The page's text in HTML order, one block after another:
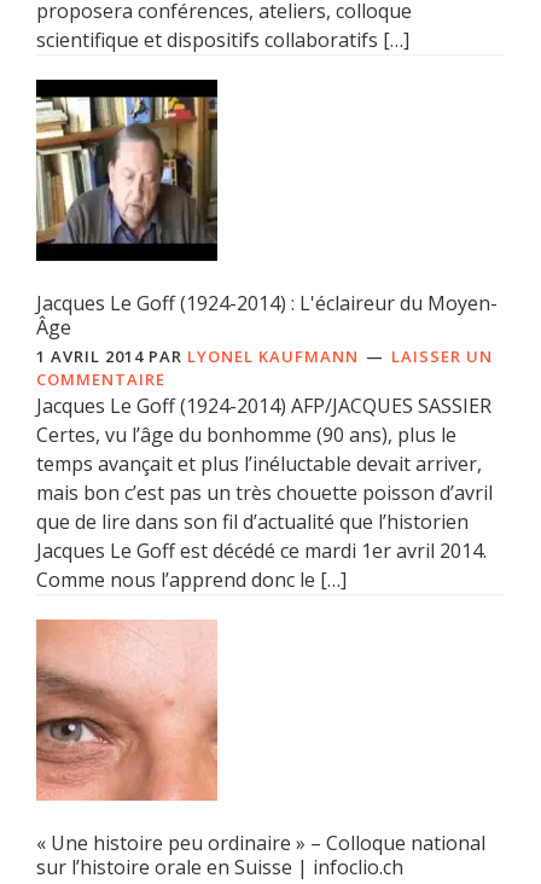
proposera conférences, ateliers, colloque
scientifique et dispositifs collaboratifs […]
Jacques Le Goff (1924-2014) : L'éclaireur du Moyen-
Âge
1 AVRIL 2014 PAR LYONEL KAUFMANN
LAISSER UN
COMMENTAIRE
Jacques Le Goff (1924-2014) AFP/JACQUES SASSIER
Certes, vu l’âge du bonhomme (90 ans), plus le
temps avançait et plus l’inéluctable devait arriver,
mais bon c’est pas un très chouette poisson d’avril
que de lire dans son fil d’actualité que l’historien
Jacques Le Goff est décédé ce mardi 1er avril 2014.
Comme nous l’apprend donc le […]
« Une histoire peu ordinaire » – Colloque national
sur l’histoire orale en Suisse | infoclio.ch